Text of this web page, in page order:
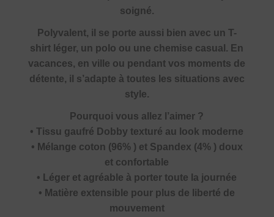
soigné.
Polyvalent, il se porte aussi bien avec un T-
shirt léger, un polo ou une chemise casual. En
vacances, en ville ou pendant vos moments de
détente, il s’adapte à toutes les situations avec
style.
Pourquoi vous allez l’aimer ?
• Tissu gaufré Dobby texturé au look moderne
• Mélange coton (96% ) et Spandex (4% ) doux
et confortable
• Léger et agréable à porter toute la journée
• Matière extensible pour plus de liberté de
mouvement